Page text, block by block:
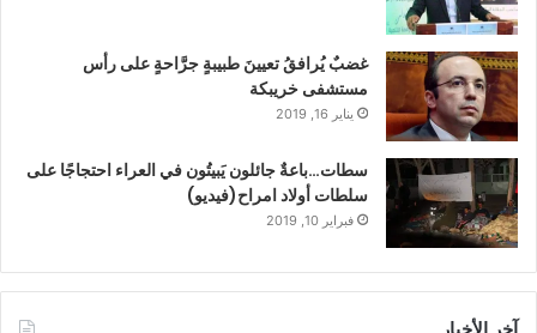
غضبٌ يُرافقُ تعيينَ طبيبةٍ جرَّاحةٍ على رأس
مستشفى خريبكة
يناير 16, 2019
سطات…باعةٌ جائلون يَبيتُون في العراء احتجاجًا على
سلطات أولاد امراح(فيديو)
فبراير 10, 2019